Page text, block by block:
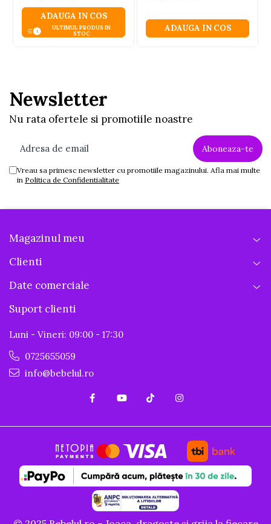
ADAUGA IN COS
ULTIMUL PRODUS IN
STOC
ADAUGA IN COS
Newsletter
Nu rata ofertele si promotiile noastre
Vreau sa primesc newsletter cu promotiile magazinului. Afla mai multe
in Politica de Confidentialitate
Magazinul meu
Clienti
Date comerciale
Suport clienti
Luni - Vineri: 09:00 - 17:30
0725655059
info@bebelul.ro